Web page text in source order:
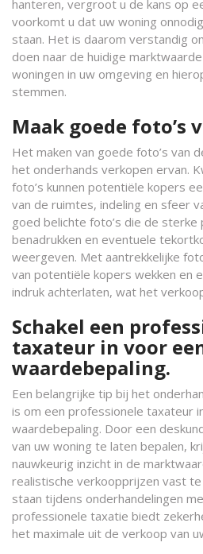
hanteren, vergroot u de kans op
voorkomt u dat uw woning
staan. Het is daarom verstandig
doen naar de huidige
woningen in uw omgeving en
stemmen.
Maak goede foto’s
Het maken van goede foto’s van
het onderhands verkopen ervan.
foto’s kunnen potentiële kopers
van de ruimtes, indeling en sfeer
goed belichte foto’s die de sterke
benadrukken en eventuele
weergeven. Met aantrekkelijke
van potentiële kopers wekken en
indruk achterlaten, wat het
Schakel een
taxateur in voor
waardebepaling.
Een belangrijke tip bij het
is om een professionele taxateur
waardebepaling. Door een
van uw woning te laten bepalen,
nauwkeurig inzicht in de
realistische verkoopprijzen vast
staan tijdens onderhandelingen
professionele taxatie biedt
het maximale uit de verkoop van